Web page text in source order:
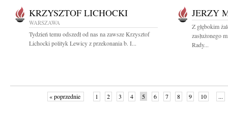
KRZYSZTOF LICHOCKI
WARSZAWA
Tydzień temu odszedł od nas na zawsze Krzysztof
Lichocki polityk Lewicy z przekonania b. I...
JERZY
Z głębokim
zasłużonego
Rady...
« poprzednie 1 2 3 4 5 6 7 8 9 10 ...